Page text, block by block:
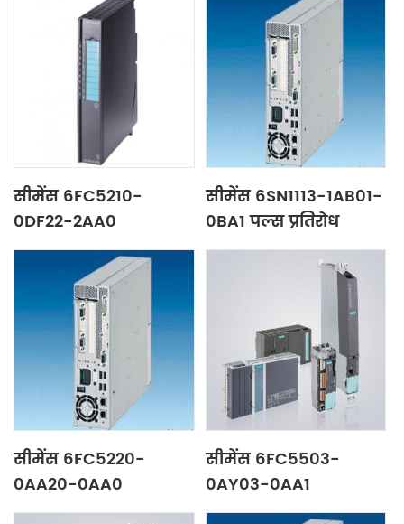
सीमेंस 6FC5210-
0DF22-2AA0
संख्यात्मक नियंत्रण इकाई
सीमेंस 6SN1113-1AB01-
0BA1 पल्स प्रतिरोध
मॉड्यूल
सीमेंस 6FC5220-
0AA20-0AA0
संख्यात्मक नियंत्रण इकाई
सीमेंस 6FC5503-
0AY03-0AA1
संख्यात्मक नियंत्रण इकाई